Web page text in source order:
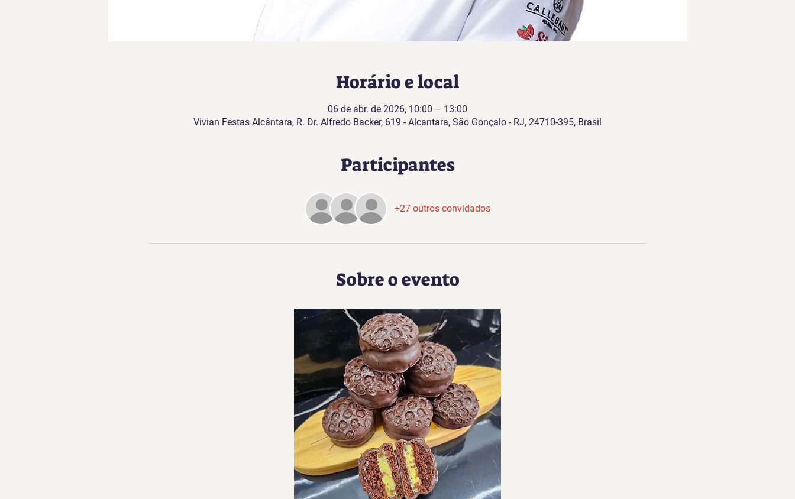
Horário e local
06 de abr. de 2026, 10:00 – 13:00
Vivian Festas Alcântara, R. Dr. Alfredo Backer, 619 - Alcantara, São Gonçalo - RJ, 24710-395, Brasil
Participantes
+27 outros convidados
Sobre o evento